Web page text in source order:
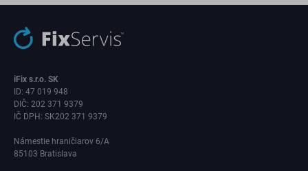
iFix s.r.o. SK
ID: 47 019 948
DIČ: 202 371 9379
IČ DPH: SK202 371 9379
Námestie hraničiarov 6/A
85103 Bratislava